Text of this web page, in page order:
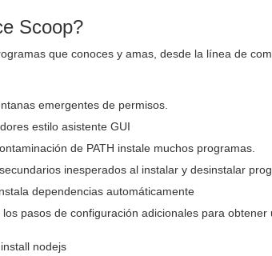
Scoop?
que conoces y amas, desde la línea de
emergentes de permisos.
estilo asistente GUI
de PATH instale muchos programas.
inesperados al instalar y desinstalar
dependencias automáticamente
los pasos de configuración adicionales para
nodejs